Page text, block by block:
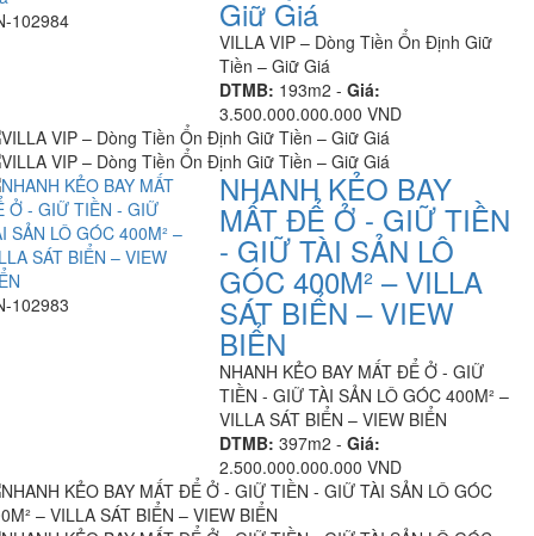
102984 Giữ Giá
VILLA VIP – Dòng Tiền Ổn Định Giữ
Tiền – Giữ Giá
DTMB: 193m2 -Giá:
3.500.000.000.000 VND
102983
NHANH KẺO BAY
MẤT ĐỂ Ở - GIỮ TIỀN
- GIỮ TÀI SẢN LÔ
GÓC 400M² – VILLA
SÁT BIỂN – VIEW
BIỂN
NHANH KẺO BAY MẤT ĐỂ Ở - GIỮ
TIỀN - GIỮ TÀI SẢN LÔ GÓC 400M² –
VILLA SÁT BIỂN – VIEW BIỂN
DTMB: 397m2 -Giá:
2.500.000.000.000 VND